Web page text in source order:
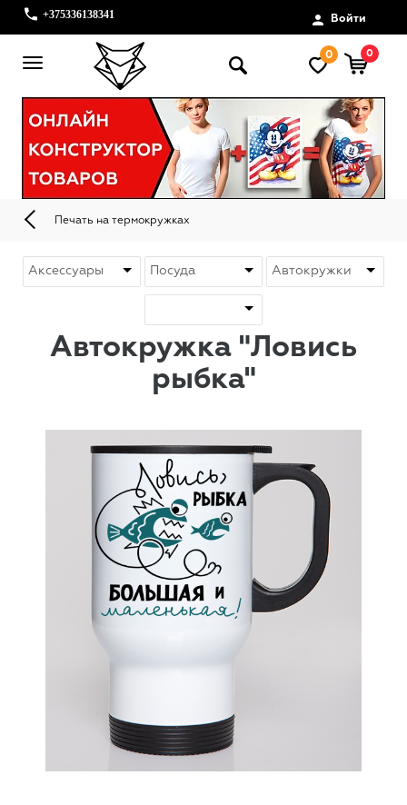
+375336138341 Войти
0 0
Печать на термокружках
Автокружка "Ловись
рыбка"